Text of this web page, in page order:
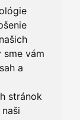
vám
a
stránok